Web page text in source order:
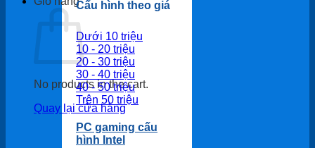
No products in the cart.
Quay lại cửa hàng
Cấu hình theo giá
Dưới 10 triệu
10 - 20 triệu
20 - 30 triệu
30 - 40 triệu
40 - 50 triệu
Trên 50 triệu
PC gaming cấu
hình Intel